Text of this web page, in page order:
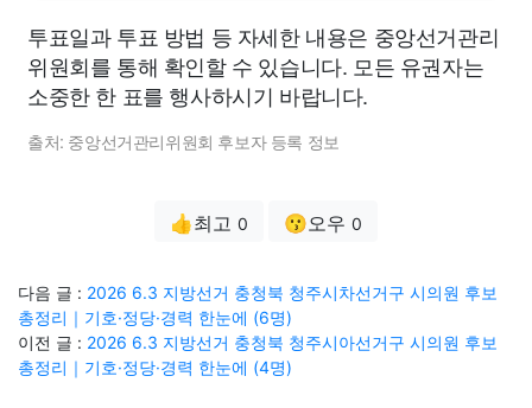
투표일과 투표 방법 등 자세한 내용은 중앙선거관리
위원회를 통해 확인할 수 있습니다. 모든 유권자는
소중한 한 표를 행사하시기 바랍니다.
출처: 중앙선거관리위원회 후보자 등록 정보
👍최고 0 😗오우 0
다음 글 : 2026 6.3 지방선거 충청북 청주시차선거구 시의원 후보
총정리｜기호·정당·경력 한눈에 (6명)
이전 글 : 2026 6.3 지방선거 충청북 청주시아선거구 시의원 후보
총정리｜기호·정당·경력 한눈에 (4명)